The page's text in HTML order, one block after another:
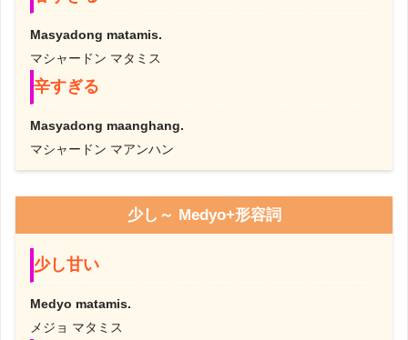
Masyadong matamis.
マシャードン マタミス
辛すぎる
Masyadong maanghang.
マシャードン マアンハン
少し～ Medyo+形容詞
少し甘い
Medyo matamis.
メジョ マタミス